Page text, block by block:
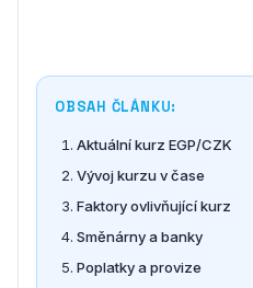
OBSAH ČLÁNKU:
Aktuální kurz EGP/CZK
Vývoj kurzu v čase
Faktory ovlivňující kurz
Směnárny a banky
Poplatky a provize